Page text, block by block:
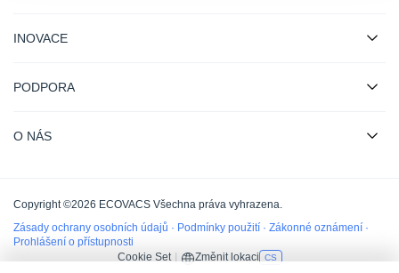
INOVACE
PODPORA
O NÁS
Copyright ©2026 ECOVACS Všechna práva vyhrazena.
Zásady ochrany osobních údajů · Podmínky použití · Zákonné oznámení ·
Prohlášení o přístupnosti
Cookie Set | Změnit lokaci CS